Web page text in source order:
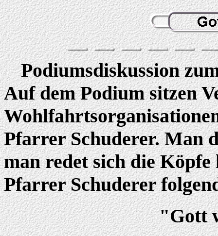
Podiumsdiskussion
Auf dem Podium sitzen
Pfarrer Schuderer. Man
man redet sich die
Pfarrer Schuderer
"Gott